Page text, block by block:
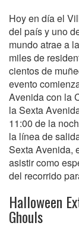
Hoy en día el
del país y uno
mundo atrae a
miles de
cientos de
evento
Avenida con la
la Sexta
11:00 de la
la línea de
Sexta Avenida,
asistir como
del recorrido
Halloween
Ghouls